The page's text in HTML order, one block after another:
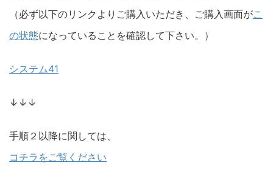
（必ず以下のリンクよりご購入いただき、ご購入画面がこ
の状態になっていることを確認して下さい。）
システム41
↓↓↓
手順２以降に関しては、
コチラをご覧ください